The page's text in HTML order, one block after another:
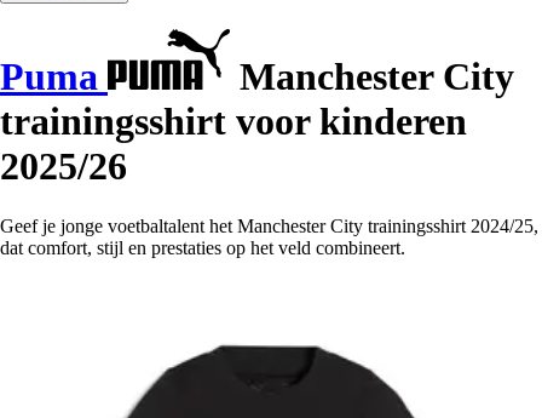
Puma
Manchester City
trainingsshirt voor kinderen
2025/26
Geef je jonge voetbaltalent het Manchester City trainingsshirt 2024/25,
dat comfort, stijl en prestaties op het veld combineert.